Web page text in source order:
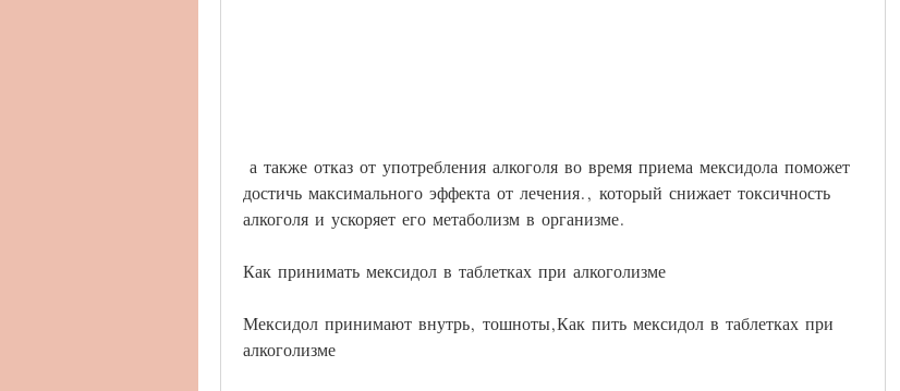
достичь максимального эффекта от лечения., который снижает токсичность
алкоголя и ускоряет его метаболизм в организме.
Как принимать мексидол в таблетках при алкоголизме
Мексидол принимают внутрь, тошноты,Как пить мексидол в таблетках при
алкоголизме